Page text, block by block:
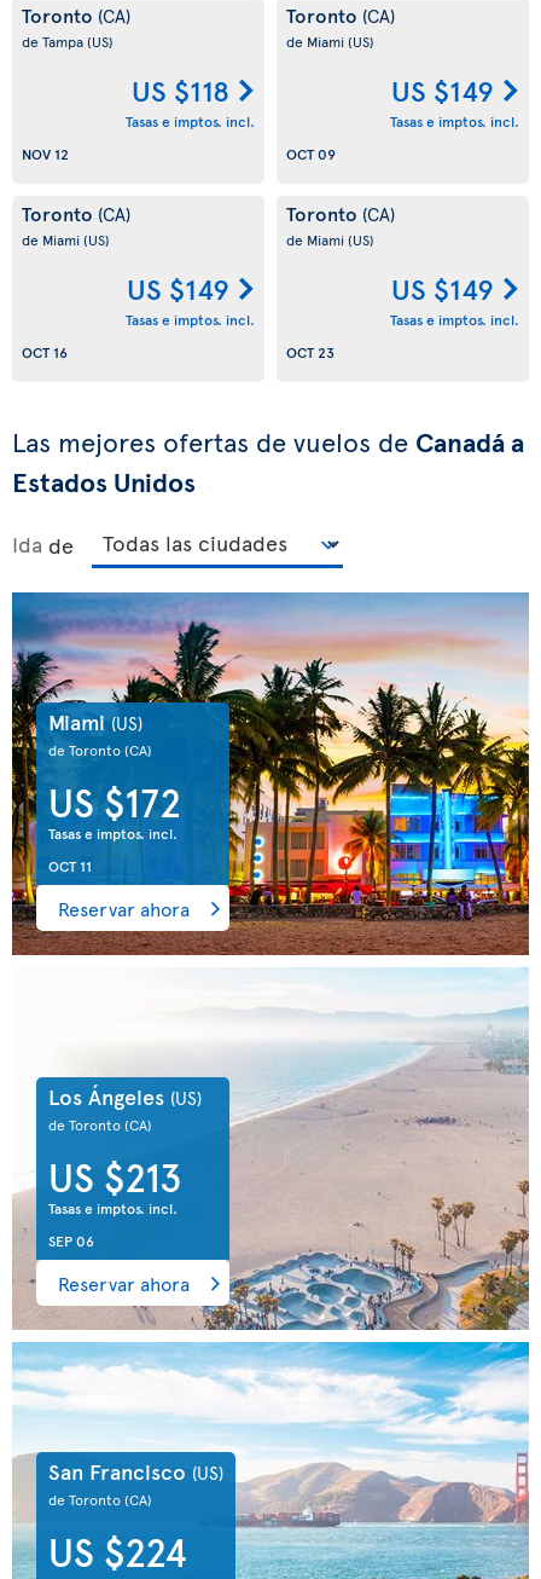
Toronto (CA)
de Tampa(US)
US $118
Tasas e imptos. incl.
NOV 12
Toronto (CA)
de Miami(US)
US $149
Tasas e imptos. incl.
OCT 09
Toronto (CA)
de Miami(US)
US $149
Tasas e imptos. incl.
OCT 16
Toronto (CA)
de Miami(US)
US $149
Tasas e imptos. incl.
OCT 23
Las mejores ofertas de vuelos de Canadá a
Estados Unidos
Ida de
Miami (US)
de Toronto(CA)
US $172
Tasas e imptos. incl.
OCT 11
Reservar ahora
Los Ángeles (US)
de Toronto(CA)
US $213
Tasas e imptos. incl.
SEP 06
Reservar ahora
San Francisco (US)
de Toronto(CA)
US $224